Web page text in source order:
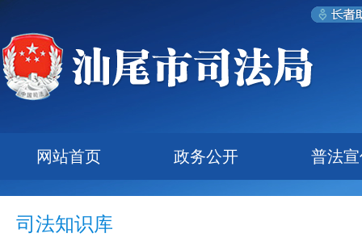
网站首页 政务公开 普法
司法知识库